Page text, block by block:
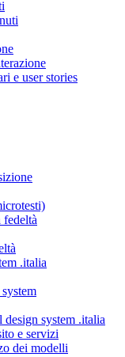
e user stories
fedeltà
.italia
system .italia
e servizi
dei modelli